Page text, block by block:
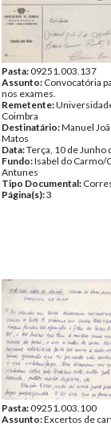
Pasta:09251.003.137
Assunto: Convocatória
nos exames.
Remetente:
Coimbra
Destinatário:Manuel
Matos
Data:Terça, 10 de Junho
Fundo:Isabel do Carmo/
Antunes
Tipo Documental:
Página(s):3
Pasta:09251.003.100
Assunto:Excertos de